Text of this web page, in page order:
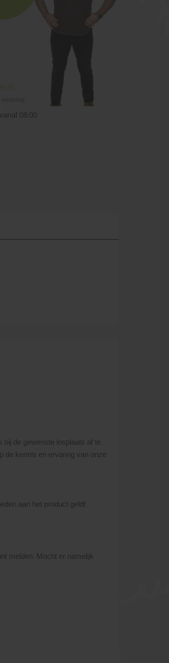
08:00
bij de gewenste losplaats af te
de kennis en ervaring van onze
aan het product geldt
melden. Mocht er namelijk